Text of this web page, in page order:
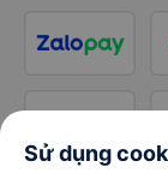
Sử dụng